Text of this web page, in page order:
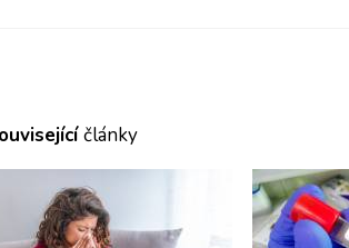
články